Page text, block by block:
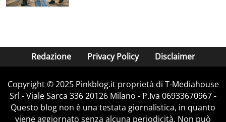
Redazione Privacy Policy Disclaimer
Copyright © 2025 Pinkblog.it proprietà di T-Mediahouse
Srl - Viale Sarca 336 20126 Milano - P.Iva 06933670967 -
Questo blog non è una testata giornalistica, in quanto
viene aggiornato senza alcuna periodicità. Non può